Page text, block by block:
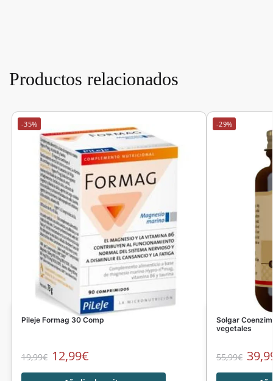
Productos relacionados
-35%
Pileje Formag 30 Comp
19,99€ 12,99€
-29%
Solgar
vegetales
55,99€